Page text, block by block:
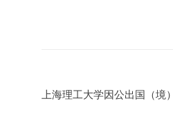
上海理工大学因公出国（境